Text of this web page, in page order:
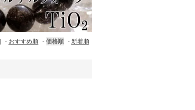
- おすすめ順 -価格順 -新着順